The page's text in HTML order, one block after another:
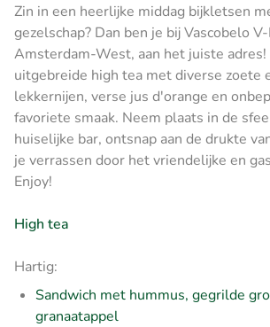
Zin in een heerlijke middag bijkletsen
gezelschap? Dan ben je bij Vascobelo
Amsterdam-West, aan het juiste adres!
uitgebreide high tea met diverse zoete
lekkernijen, verse jus d'orange en
favoriete smaak. Neem plaats in de
huiselijke bar, ontsnap aan de drukte
je verrassen door het vriendelijke en
Enjoy!
High tea
Hartig:
Sandwich met hummus, gegrilde
granaatappel